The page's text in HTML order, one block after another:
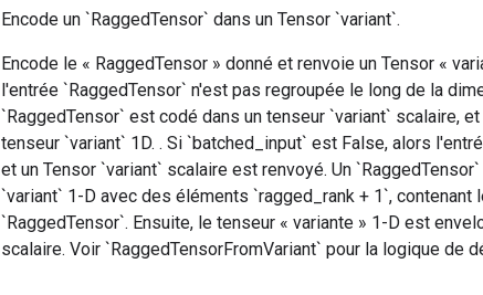
Encode un `RaggedTensor` dans un Tensor `variant`.
Encode le « RaggedTensor » donné et renvoie un Tensor «
l'entrée `RaggedTensor` n'est pas regroupée le long de la
`RaggedTensor` est codé dans un tenseur `variant` scalaire,
tenseur `variant` 1D. . Si `batched_input` est False, alors
et un Tensor `variant` scalaire est renvoyé. Un
`variant` 1-D avec des éléments `ragged_rank + 1`,
`RaggedTensor`. Ensuite, le tenseur « variante » 1-D est
scalaire. Voir `RaggedTensorFromVariant` pour la logique de